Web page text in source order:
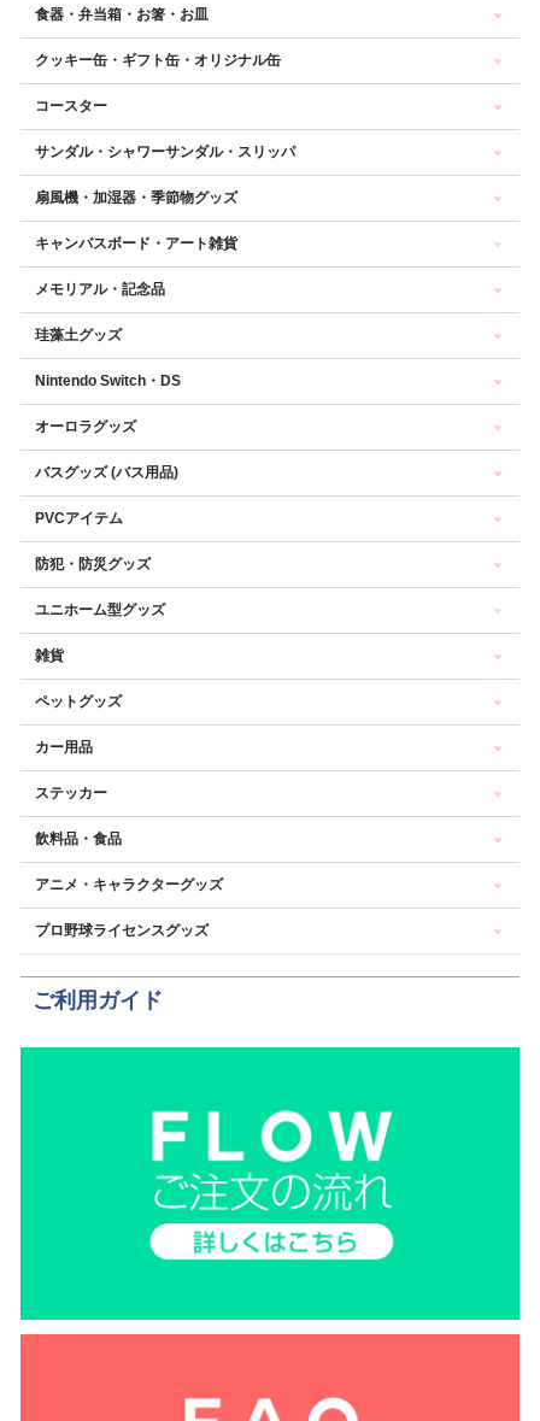
食器・弁当箱・お箸・お皿
クッキー缶・ギフト缶・オリジナル缶
コースター
サンダル・シャワーサンダル・スリッパ
扇風機・加湿器・季節物グッズ
キャンバスボード・アート雑貨
メモリアル・記念品
珪藻土グッズ
Nintendo Switch・DS
オーロラグッズ
バスグッズ (バス用品)
PVCアイテム
防犯・防災グッズ
ユニホーム型グッズ
雑貨
ペットグッズ
カー用品
ステッカー
飲料品・食品
アニメ・キャラクターグッズ
プロ野球ライセンスグッズ
ご利用ガイド